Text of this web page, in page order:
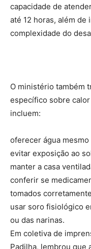
capacidade de
até 12 horas, além de
complexidade do
O ministério também
específico sobre
incluem:
oferecer água mesmo
evitar exposição ao
manter a casa
conferir se
tomados
usar soro fisiológico
ou das narinas.
Em coletiva de
Padilha, lembrou que